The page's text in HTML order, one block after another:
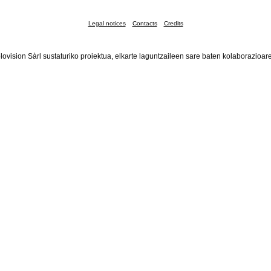
Legal notices Contacts Credits
Sàrl sustaturiko proiektua, elkarte laguntzaileen sare baten